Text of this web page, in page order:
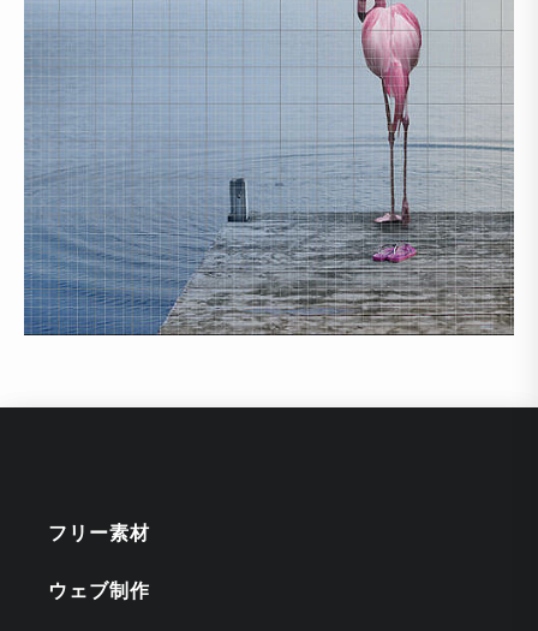
フリー素材
ウェブ制作